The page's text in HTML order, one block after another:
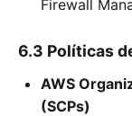
Firewall
6.3 Políticas
AWS
(SCPs)